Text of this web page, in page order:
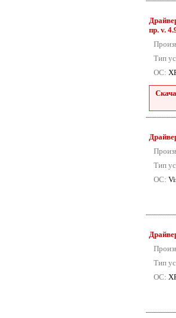
пр. v.
Тип
ОС:
Тип
ОС:
Тип
ОС: